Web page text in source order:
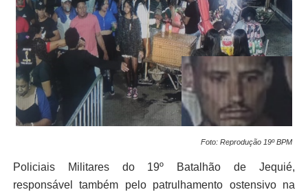
Foto: Reprodução 19º BPM
Policiais Militares do 19º Batalhão de Jequié,
responsável também pelo patrulhamento ostensivo na